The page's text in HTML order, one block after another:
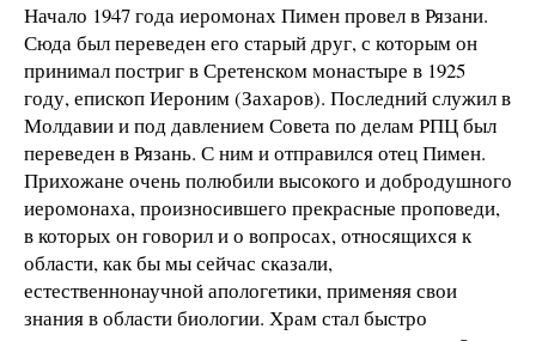
Начало 1947 года иеромонах Пимен провел в Рязани.
Сюда был переведен его старый друг, с которым он
принимал постриг в Сретенском монастыре в 1925
году, епископ Иероним (Захаров). Последний служил в
Молдавии и под давлением Совета по делам РПЦ был
переведен в Рязань. С ним и отправился отец Пимен.
Прихожане очень полюбили высокого и добродушного
иеромонаха, произносившего прекрасные проповеди,
в которых он говорил и о вопросах, относящихся к
области, как бы мы сейчас сказали,
естественнонаучной апологетики, применяя свои
знания в области биологии. Храм стал быстро